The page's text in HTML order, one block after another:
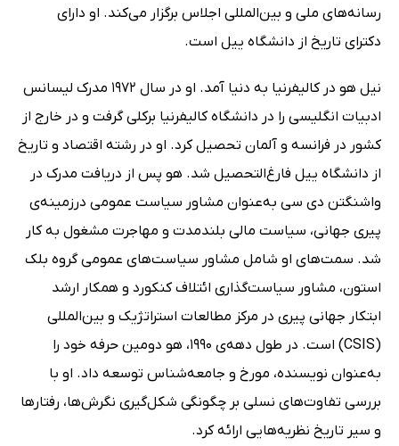
رسانه‌های ملی و بین‌المللی اجلاس برگزار می‌کند. او دارای
دکترای تاریخ از دانشگاه ییل است.
نیل هو در کالیفرنیا به دنیا آمد. او در سال 1972 مدرک لیسانس
ادبیات انگلیسی را در دانشگاه کالیفرنیا برکلی گرفت و در خارج از
کشور در فرانسه و آلمان تحصیل کرد. او در رشته اقتصاد و تاریخ
از دانشگاه ییل فارغ‌التحصیل شد. هو پس از دریافت مدرک در
واشنگتن دی سی به‌عنوان مشاور سیاست عمومی درزمینه‌ی
پیری جهانی، سیاست مالی بلندمدت و مهاجرت مشغول به کار
شد. سمت‌های او شامل مشاور سیاست‌های عمومی گروه بلک
استون، مشاور سیاست‌گذاری ائتلاف کنکورد و همکار ارشد
ابتکار جهانی پیری در مرکز مطالعات استراتژیک و بین‌المللی
(CSIS) است. در طول دهه‌ی 1990، هو دومین حرفه خود را
به‌عنوان نویسنده، مورخ و جامعه‌شناس توسعه داد. او با
بررسی تفاوت‌های نسلی بر چگونگی شکل‌گیری نگرش‌ها، رفتارها
و سیر تاریخ نظریه‌هایی ارائه کرد.